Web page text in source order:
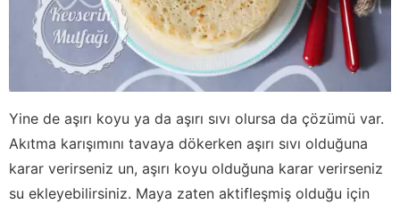
Yine de aşırı koyu ya da aşırı sıvı olursa da çözümü var.
Akıtma karışımını tavaya dökerken aşırı sıvı olduğuna
karar verirseniz un, aşırı koyu olduğuna karar verirseniz
su ekleyebilirsiniz. Maya zaten aktifleşmiş olduğu için